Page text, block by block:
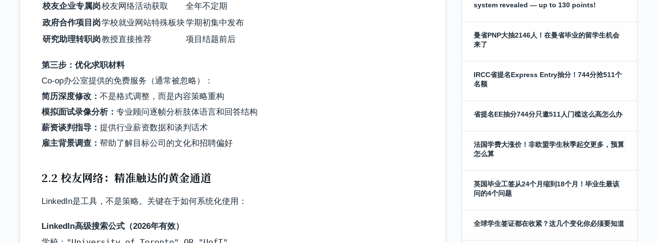
校友企业专属岗校友网络活动获取
全年不定期
政府合作项目岗学校就业网站特殊板块学期初集中发布
研究助理转职岗教授直接推荐 项目结题前后
第三步：优化求职材料
Co-op办公室提供的免费服务（通常被忽略）：
简历深度修改： 不是格式调整，而是内容策略重构
模拟面试录像分析： 专业顾问逐帧分析肢体语言和回答结构
薪资谈判指导： 提供行业薪资数据和谈判话术
雇主背景调查： 帮助了解目标公司的文化和招聘偏好
2.2 校友网络：精准触达的黄金通道
LinkedIn是工具，不是策略。关键在于如何系统化使用：
LinkedIn高级搜索公式（2026年有效）
system revealed — up to 130 points!
曼省PNP大抽2146人！在曼省毕业的留学生机会
来了
IRCC省提名Express Entry抽分！744分抢511个
名额
省提名EE抽分744分只邀511人门槛这么高怎么办
法国学费大涨价！非欧盟学生秋季起交更多，预算
怎么算
英国毕业工签从24个月缩到18个月！毕业生最该
问的4个问题
全球学生签证都在收紧？这几个变化你必须要知道